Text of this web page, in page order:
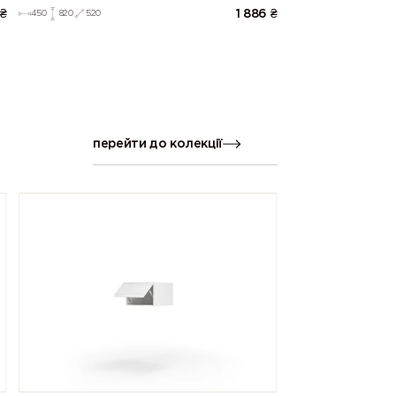
₴ 450 820 520 1 886 ₴
перейти до колекції